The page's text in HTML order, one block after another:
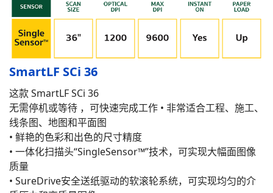
SmartLF SCi 36
这款 SmartLF SCi 36
无需停机或等待 ，可快速完成工作 • 非常适合工程、施工、
线条图、地图和平面图
• 鲜艳的色彩和出色的尺寸精度
• 一体化扫描头“SingleSensor™”技术，可实现大幅面图像
质量
• SureDrive安全送纸驱动的软滚轮系统，可实现均匀的介